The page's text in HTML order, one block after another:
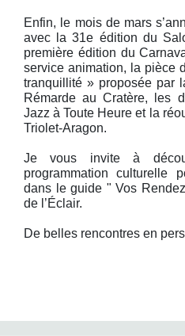
Enfin, le mois de mars
avec la 31e édition du
première édition du
service animation, la pièce
tranquillité » proposée par
Rémarde au Cratère, les
Jazz à Toute Heure et la
Triolet-Aragon.
Je vous invite à
programmation culturelle
dans le guide " Vos
de l’Éclair.
De belles rencontres en